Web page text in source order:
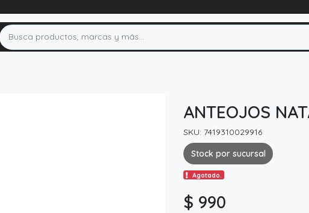
ANTEOJOS
SKU: 7419310029916
Stock por sucursal
Agotado.
$ 990